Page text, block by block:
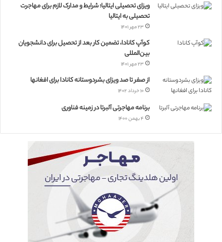
ویزای تحصیلی ایتالیا؛ شرایط و مدارک لازم برای مهاجرت
تحصیلی به ایتالیا
۲۳ مهر ۱۴۰۱
کوآپ کانادا، تضمین کار بعد از تحصیل برای دانشجویان
بین‌المللی
۲۳ مهر ۱۴۰۱
از صفر تا صد ویزای بشردوستانه کانادا برای افغانها
۱۰ خرداد ۱۴۰۲
برنامه مهاجرتی آلبرتا در زمینه فناوری
۴ بهمن ۱۴۰۰